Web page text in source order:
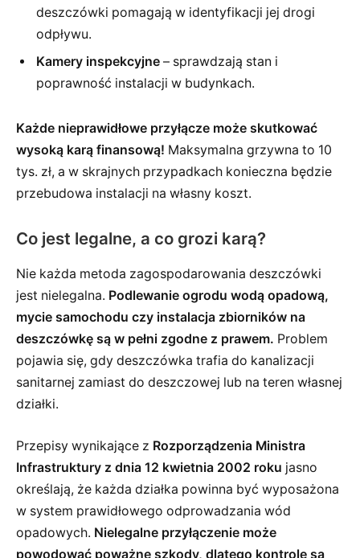
deszczówki pomagają w identyfikacji jej drogi
odpływu.
Kamery inspekcyjne – sprawdzają stan i
poprawność instalacji w budynkach.
Każde nieprawidłowe przyłącze może skutkować
wysoką karą finansową! Maksymalna grzywna to 10
tys. zł, a w skrajnych przypadkach konieczna będzie
przebudowa instalacji na własny koszt.
Co jest legalne, a co grozi karą?
Nie każda metoda zagospodarowania deszczówki
jest nielegalna. Podlewanie ogrodu wodą opadową,
mycie samochodu czy instalacja zbiorników na
deszczówkę są w pełni zgodne z prawem. Problem
pojawia się, gdy deszczówka trafia do kanalizacji
sanitarnej zamiast do deszczowej lub na teren własnej
działki.
Przepisy wynikające z Rozporządzenia Ministra
Infrastruktury z dnia 12 kwietnia 2002 roku jasno
określają, że każda działka powinna być wyposażona
w system prawidłowego odprowadzania wód
opadowych. Nielegalne przyłączenie może
powodować poważne szkody, dlatego kontrole są